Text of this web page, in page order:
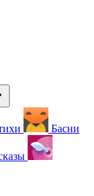
Басни